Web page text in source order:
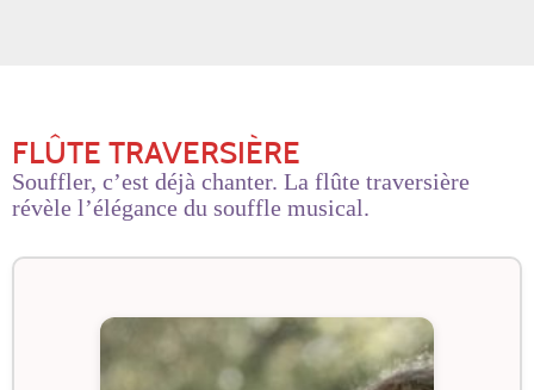
FLÛTE TRAVERSIÈRE
Souffler, c’est déjà chanter. La flûte traversière
révèle l’élégance du souffle musical.